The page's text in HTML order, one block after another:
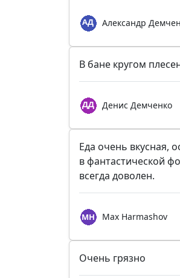
Александр
В бане кругом
Денис Демченко
Еда очень вкусная,
в фантастической
всегда доволен.
Max Harmashov
Очень грязно